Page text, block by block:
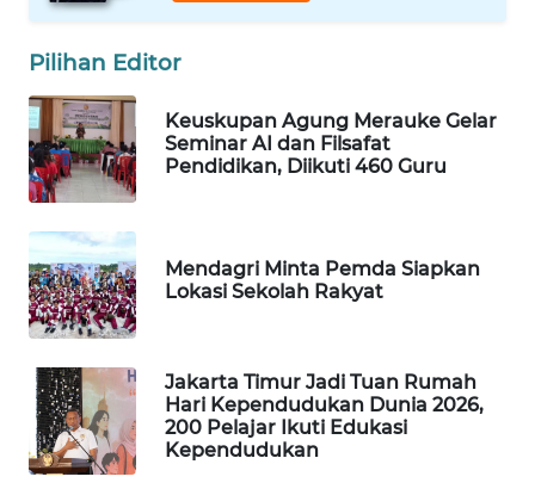
Pilihan Editor
Keuskupan Agung Merauke Gelar
Seminar AI dan Filsafat
Pendidikan, Diikuti 460 Guru
Mendagri Minta Pemda Siapkan
Lokasi Sekolah Rakyat
Jakarta Timur Jadi Tuan Rumah
Hari Kependudukan Dunia 2026,
200 Pelajar Ikuti Edukasi
Kependudukan
LISTRIK
WAHANA
TRAVEL
TV
WAHANANEWS
ID
WAHANANEWS
CO ID
WAHANANEWS